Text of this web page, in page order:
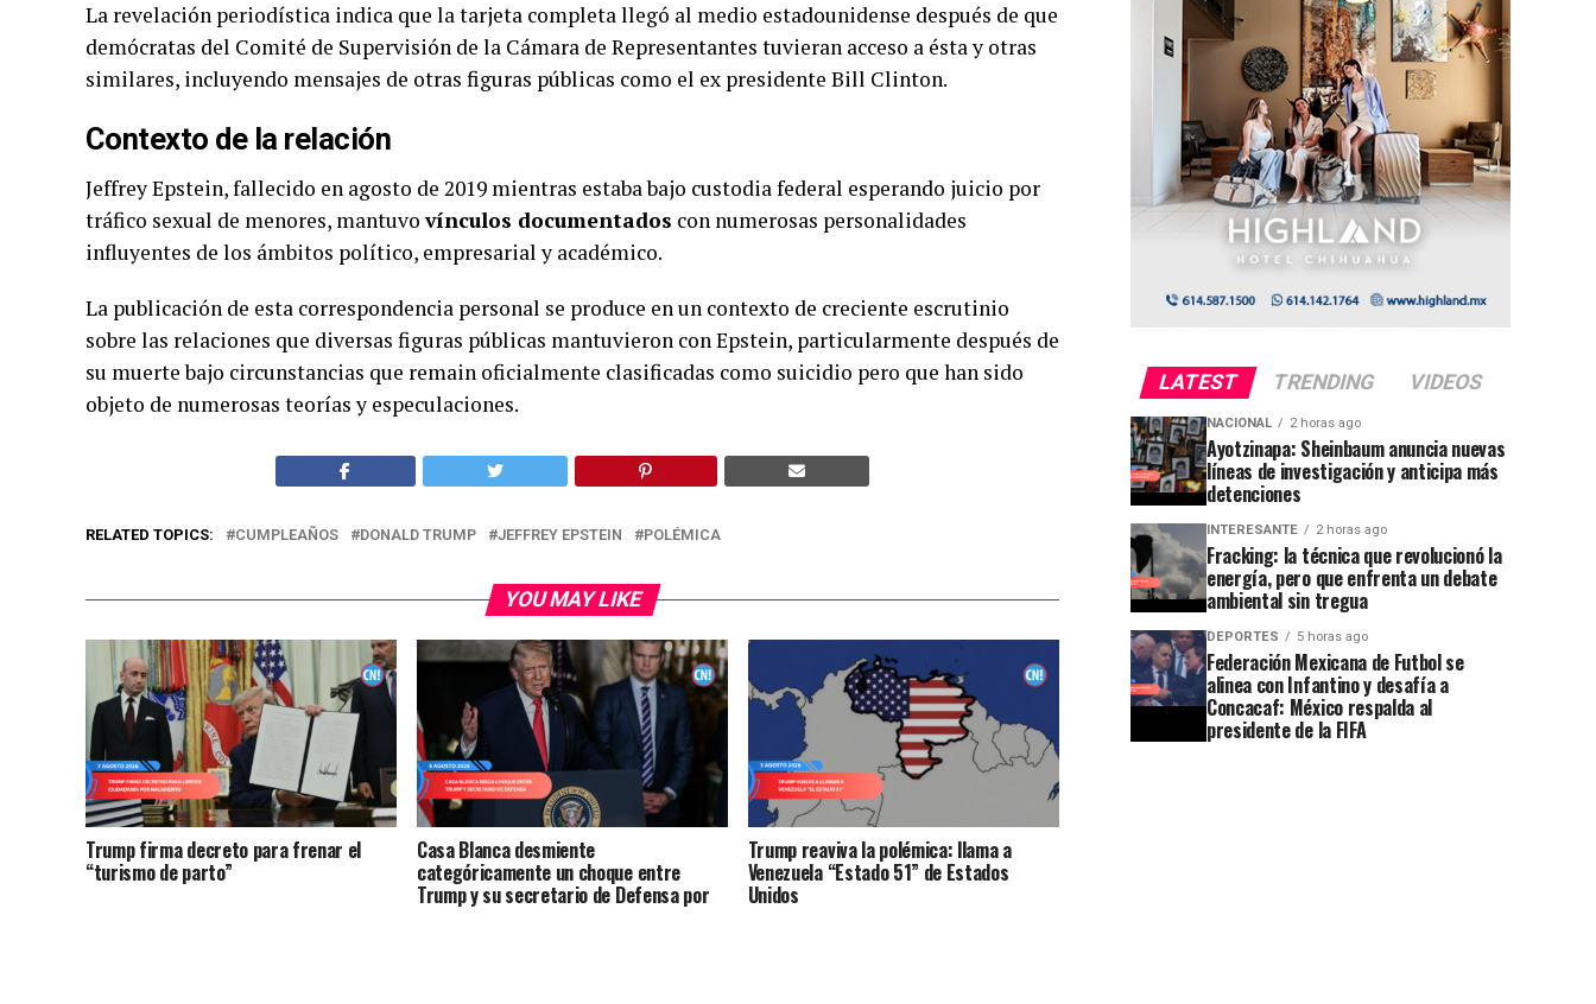
La revelación periodística indica que la tarjeta completa llegó al medio estadounidense después de que
demócratas del Comité de Supervisión de la Cámara de Representantes tuvieran acceso a ésta y otras
similares, incluyendo mensajes de otras figuras públicas como el ex presidente Bill Clinton.
Contexto de la relación
Jeffrey Epstein, fallecido en agosto de 2019 mientras estaba bajo custodia federal esperando juicio por
tráfico sexual de menores, mantuvovínculos documentados con numerosas personalidades
influyentes de los ámbitos político, empresarial y académico.
La publicación de esta correspondencia personal se produce en un contexto de creciente escrutinio
sobre las relaciones que diversas figuras públicas mantuvieron con Epstein, particularmente después de
su muerte bajo circunstancias que remain oficialmente clasificadas como suicidio pero que han sido
objeto de numerosas teorías y especulaciones.
RELATED TOPICS: CUMPLEAÑOS DONALD TRUMP JEFFREY EPSTEIN POLÉMICA
YOU MAY LIKE
Trump firma decreto para frenar el
“turismo de parto”
Casa Blanca desmiente
categóricamente un choque entre
Trump y su secretario de Defensa por
Trump reaviva la polémica: llama a
Venezuela “Estado 51” de Estados
Unidos
LATEST TRENDING VIDEOS
NACIONAL 2 horas ago
Ayotzinapa: Sheinbaum anuncia nuevas
líneas de investigación y anticipa más
detenciones
INTERESANTE 2 horas ago
Fracking: la técnica que revolucionó la
energía, pero que enfrenta un debate
ambiental sin tregua
DEPORTES 5 horas ago
Federación Mexicana de Futbol se
alinea con Infantino y desafía a
Concacaf: México respalda al
presidente de la FIFA